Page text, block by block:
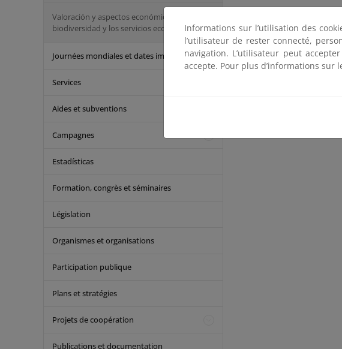
Valoración y aspectos económicos de la
biodiversidad y los servicios ecosistémicos
Journées mondiales et dates importantes
Services
Aides et subventions
Campagnes
Estadísticas
Formation, congrès et séminaires
Législation
Organismes et organisations
Participation publique
Plans et stratégies
Projets de coopération
Publications et documentation
Informations sur l’utilisation des
l’utilisateur de rester connecté,
navigation. L’utilisateur peut
accepte. Pour plus d’informations sur